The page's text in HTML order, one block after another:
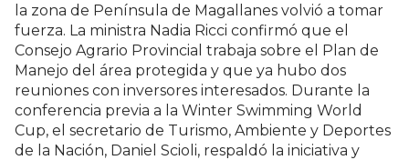
la zona de Península de Magallanes volvió a tomar
fuerza. La ministra Nadia Ricci confirmó que el
Consejo Agrario Provincial trabaja sobre el Plan de
Manejo del área protegida y que ya hubo dos
reuniones con inversores interesados. Durante la
conferencia previa a la Winter Swimming World
Cup, el secretario de Turismo, Ambiente y Deportes
de la Nación, Daniel Scioli, respaldó la iniciativa y